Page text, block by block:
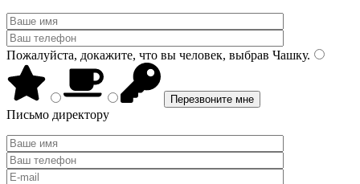
Пожалуйста, докажите, что вы человек, выбрав Чашку.
Письмо директору